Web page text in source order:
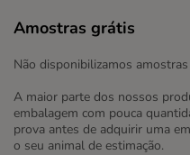
Amostras grátis
Não disponibilizamos
A maior parte dos nossos
embalagem com pouca
prova antes de adquirir uma
o seu animal de estimação.